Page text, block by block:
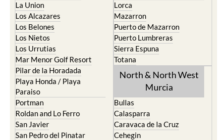
La Union
Los Alcazares
Los Belones
Los Nietos
Los Urrutias
Mar Menor Golf Resort
Pilar de la Horadada
Playa Honda / Playa
Paraiso
Portman
Roldan and Lo Ferro
San Javier
San Pedro del Pinatar
Lorca
Mazarron
Puerto de Mazarron
Puerto Lumbreras
Sierra Espuna
Totana
North & North West
Murcia
Bullas
Calasparra
Caravaca de la Cruz
Cehegin